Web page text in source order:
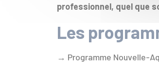
professionnel, quel que
Les
→ Programme Nouvelle-